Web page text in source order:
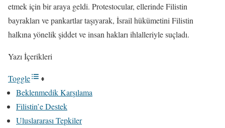
etmek için bir araya geldi. Protestocular, ellerinde Filistin
bayrakları ve pankartlar taşıyarak, İsrail hükümetini Filistin
halkına yönelik şiddet ve insan hakları ihlalleriyle suçladı.
Yazı İçerikleri
Toggle
Beklenmedik Karşılama
Filistin’e Destek
Uluslararası Tepkiler